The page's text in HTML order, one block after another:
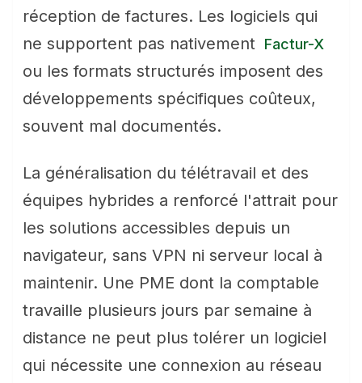
réception de factures. Les logiciels qui
ne supportent pas nativement Factur-X
ou les formats structurés imposent des
développements spécifiques coûteux,
souvent mal documentés.
La généralisation du télétravail et des
équipes hybrides a renforcé l'attrait pour
les solutions accessibles depuis un
navigateur, sans VPN ni serveur local à
maintenir. Une PME dont la comptable
travaille plusieurs jours par semaine à
distance ne peut plus tolérer un logiciel
qui nécessite une connexion au réseau